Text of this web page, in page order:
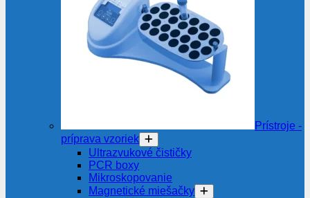
Prístroje -
príprava vzoriek
Ultrazvukové čističky
PCR boxy
Mikroskopovanie
Magnetické miešačky